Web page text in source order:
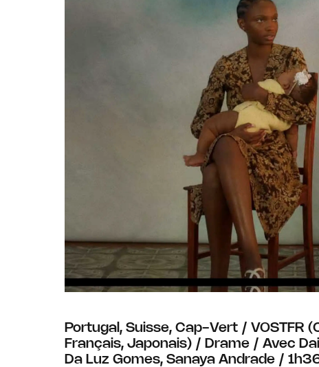
Portugal, Suisse, Cap-Vert / VOSTFR
Français, Japonais) / Drame / Avec
Da Luz Gomes, Sanaya Andrade /